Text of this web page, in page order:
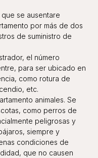
se ausentare
por más de dos
de suministro de
el número
para ser ubicado en
como rotura de
etc.
animales. Se
como perros de
peligrosas y
siempre y
condiciones de
que no causen